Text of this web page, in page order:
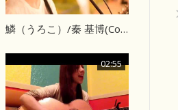
鱗（うろこ）/秦 基博(Cover)
02:55